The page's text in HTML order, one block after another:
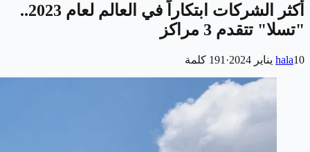
أكثر الشركات ابتكاراً في العالم لعام 2023..
"تسلا" تتقدم 3 مراكز
hala10 يناير 2024 ·
191 كلمة